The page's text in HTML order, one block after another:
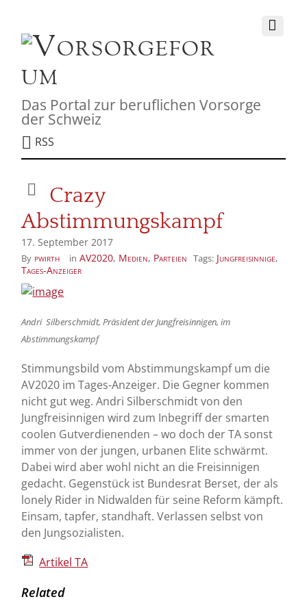
Das Portal zur beruflichen Vorsorge
der Schweiz
RSS
Crazy
Abstimmungskampf
17. September 2017
By pwirth in AV2020, Medien, Parteien Tags: Jungfreisinnige,
Tages-Anzeiger
Andri Silberschmidt, Präsident der Jungfreisinnigen, im
Abstimmungskampf
Stimmungsbild vom Abstimmungskampf um die
AV2020 im Tages-Anzeiger. Die Gegner kommen
nicht gut weg. Andri Silberschmidt von den
Jungfreisinnigen wird zum Inbegriff der smarten
coolen Gutverdienenden – wo doch der TA sonst
immer von der jungen, urbanen Elite schwärmt.
Dabei wird aber wohl nicht an die Freisinnigen
gedacht. Gegenstück ist Bundesrat Berset, der als
lonely Rider in Nidwalden für seine Reform kämpft.
Einsam, tapfer, standhaft. Verlassen selbst von
den Jungsozialisten.
Artikel TA
Related